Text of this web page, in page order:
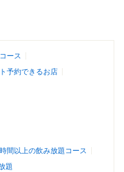
ース
予約できるお店
間以上の飲み放題コース
題